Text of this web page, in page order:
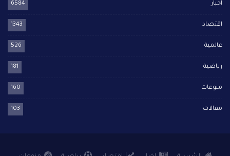
اخبار 6584
اقتصاد 1343
عالمية 526
رياضية 181
منوعات 160
مقالات 103